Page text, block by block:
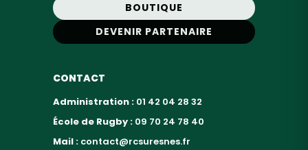
BOUTIQUE
DEVENIR PARTENAIRE
CONTACT
Administration : 01 42 04 28 32
École de Rugby : 09 70 24 78 40
Mail : contact@rcsuresnes.fr